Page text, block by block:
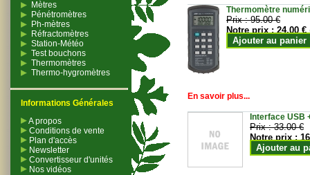
Mètres
Pénétromètres
Ph-mètres
Réfractomètres
Station-Météo
Test bouchons
Thermomètres
Thermo-hygromètres
Informations Générales
A propos
Conditions de vente
Plan d'accès
Newsletter
Convertisseur d'unités
Nos vidéos
Thermomètre
Prix :95.00 €
Notre prix :24.00 €
Ajouter au panier
En savoir plus...
Interface USB
Prix :33.00 €
Notre prix :
Ajouter au